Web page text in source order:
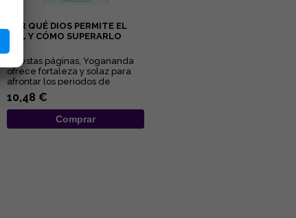
POR QUÉ DIOS PERMITE EL
MAL Y CÓMO SUPERARLO
En estas páginas, Yogananda
ofrece fortaleza y solaz para
afrontar los periodos de
adversidad al esclarecer lo...
10,48 €
Comprar